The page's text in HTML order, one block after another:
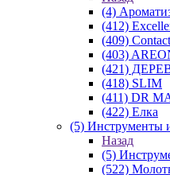
(4)
(412)
(409) Contact
(403)
(421)
(418) SLIM
(411) DR
(422) Елка
(5) Инструменты
Назад
(5)
(522)